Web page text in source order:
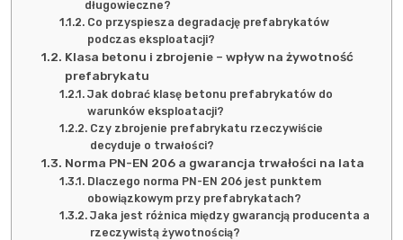
długowieczne?
Co przyspiesza degradację prefabrykatów
podczas eksploatacji?
Klasa betonu i zbrojenie – wpływ na żywotność
prefabrykatu
Jak dobrać klasę betonu prefabrykatów do
warunków eksploatacji?
Czy zbrojenie prefabrykatu rzeczywiście
decyduje o trwałości?
Norma PN-EN 206 a gwarancja trwałości na lata
Dlaczego norma PN-EN 206 jest punktem
obowiązkowym przy prefabrykatach?
Jaka jest różnica między gwarancją producenta a
rzeczywistą żywotnością?